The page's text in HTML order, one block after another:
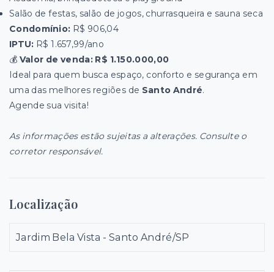
Salão de festas, salão de jogos, churrasqueira e sauna seca
Condomínio: R$ 906,04
IPTU: R$ 1.657,99/ano
💰 Valor de venda: R$ 1.150.000,00
Ideal para quem busca espaço, conforto e segurança em
uma das melhores regiões de Santo André.
Agende sua visita!
As informações estão sujeitas a alterações. Consulte o
corretor responsável.
Localização
Jardim Bela Vista - Santo André/SP